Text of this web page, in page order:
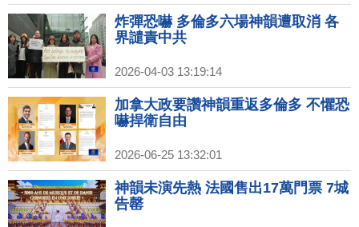
炸彈恐嚇 多倫多六場神韻遭取消 各
界譴責中共
2026-04-03 13:19:14
加拿大政要讚神韻重返多倫多 不懼恐
嚇捍衛自由
2026-06-25 13:32:01
神韻未演先熱 法國售出17萬門票 7城
告罄